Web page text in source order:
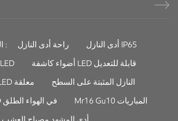
العلامات الساخنة : راحة أدى النازل
أدى النازل IP65
أضواء المسار LED
أضواء كاشفة LED قابلة للتعديل
أضواء خطية LED معلقة
النازل المثبتة على السطح
أضواء الجدار LED في الهواء الطلق
Mr16 Gu10 المباريات